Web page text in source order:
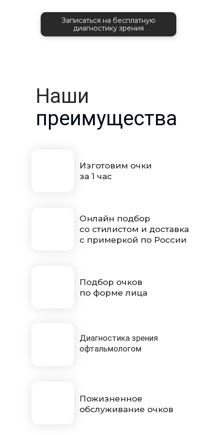
Записаться на бесплатную
диагностику зрения
Наши
преимущества
Изготовим очки
за 1 час
Подбор очков
по форме лица
Пожизненное
обслуживание очков
Онлайн подбор
со стилистом и доставка
с примеркой по России
Диагностика зрения
офтальмологом